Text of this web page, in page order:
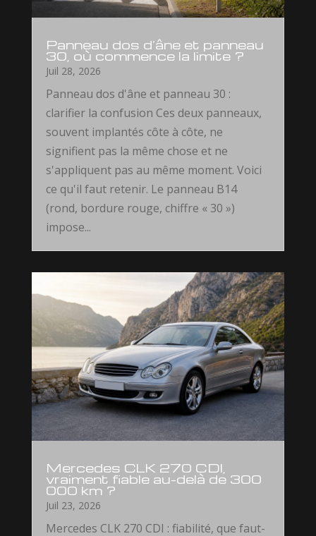
Panneau dos d’âne et panneau
30, où commence la limite ?
Juil 28, 2026
Panneau dos d'âne et panneau 30 :
clarifier la confusion Ces deux panneaux,
souvent implantés côte à côte, ne
signifient pas la même chose et ne
s'appliquent pas au même moment. Voici
ce qu'il faut retenir. Le panneau B14
(rond, bordure rouge, chiffre « 30 »)
impose...
Mercedes CLK 270 CDI,
vraiment fiable au-delà de 300
000 km ?
Juil 23, 2026
Mercedes CLK 270 CDI : fiabilité, que faut-